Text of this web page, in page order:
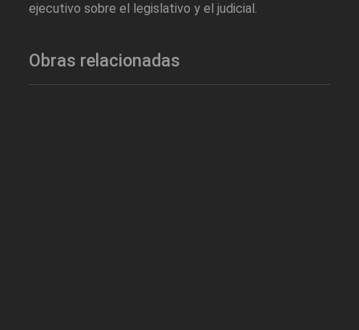
ejecutivo sobre el legislativo y el judicial.
Obras relacionadas